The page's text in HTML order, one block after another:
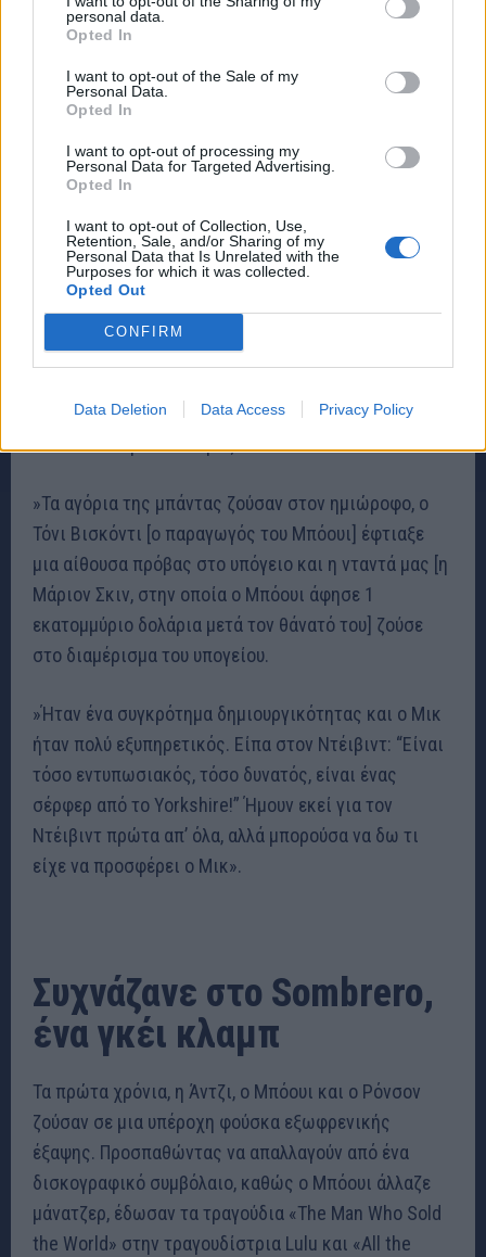
personal data.
Opted In
I want to opt-out of the Sale of my
Personal Data.
Opted In
I want to opt-out of processing my
Personal Data for Targeted Advertising.
Opted In
I want to opt-out of Collection, Use,
Retention, Sale, and/or Sharing of my
Personal Data that Is Unrelated with the
Purposes for which it was collected.
Opted Out
CONFIRM
Data Deletion Data Access Privacy Policy
χαρακτηριστεί ως one-hit wonder μετά το Space
εντύπωση.
Ο Ντέιβιντ Μπόουι, ο Ζόουι καιη νταντά, Μάριον Σκιν / Wikimedia Commons
Η δυναμική συγκατοίκηση
και η νταντά τους
«Αγόρασα το Haddon Hall από δύο καθηγητές που
είχαν 18 γάτες» λέει η Άντζι. «Το σπίτι ήταν γεμάτο
γάτες. Νόμιζαν ότι ήταν έξω. Αλλά όταν το καθάρισα,
ένιωσα ότι ήταν δικό μας.
»Τα αγόρια της μπάντας ζούσαν στον ημιώροφο, ο
Τόνι Βισκόντι [ο παραγωγός του Μπόουι] έφτιαξε
μια αίθουσα πρόβας στο υπόγειο και η νταντά μας [η
Μάριον Σκιν, στην οποία ο Μπόουι άφησε 1
εκατομμύριο δολάρια μετά τον θάνατό του] ζούσε
στο διαμέρισμα του υπογείου.
»Ήταν ένα συγκρότημα δημιουργικότητας και ο Μικ
ήταν πολύ εξυπηρετικός. Είπα στον Ντέιβιντ: “Είναι
τόσο εντυπωσιακός, τόσο δυνατός, είναι ένας
σέρφερ από το Yorkshire!” Ήμουν εκεί για τον
Ντέιβιντ πρώτα απ’ όλα, αλλά μπορούσα να δω τι
είχε να προσφέρει ο Μικ».
Συχνάζανε στο Sombrero,
ένα γκέι κλαμπ
Τα πρώτα χρόνια, η Άντζι, ο Μπόουι και ο Ρόνσον
ζούσαν σε μια υπέροχη φούσκα εξωφρενικής
έξαψης. Προσπαθώντας να απαλλαγούν από ένα
δισκογραφικό συμβόλαιο, καθώς ο Μπόουι άλλαζε
μάνατζερ, έδωσαν τα τραγούδια «The Man Who Sold
the World» στην τραγουδίστρια Lulu και «All the